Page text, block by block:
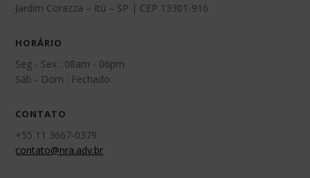
Jardim Corazza – Itú – SP | CEP 13301-916
HORÁRIO
Seg - Sex : 08am - 06pm
Sáb - Dom : Fechado
CONTATO
+55 11 3667-0379
contato@nra.adv.br